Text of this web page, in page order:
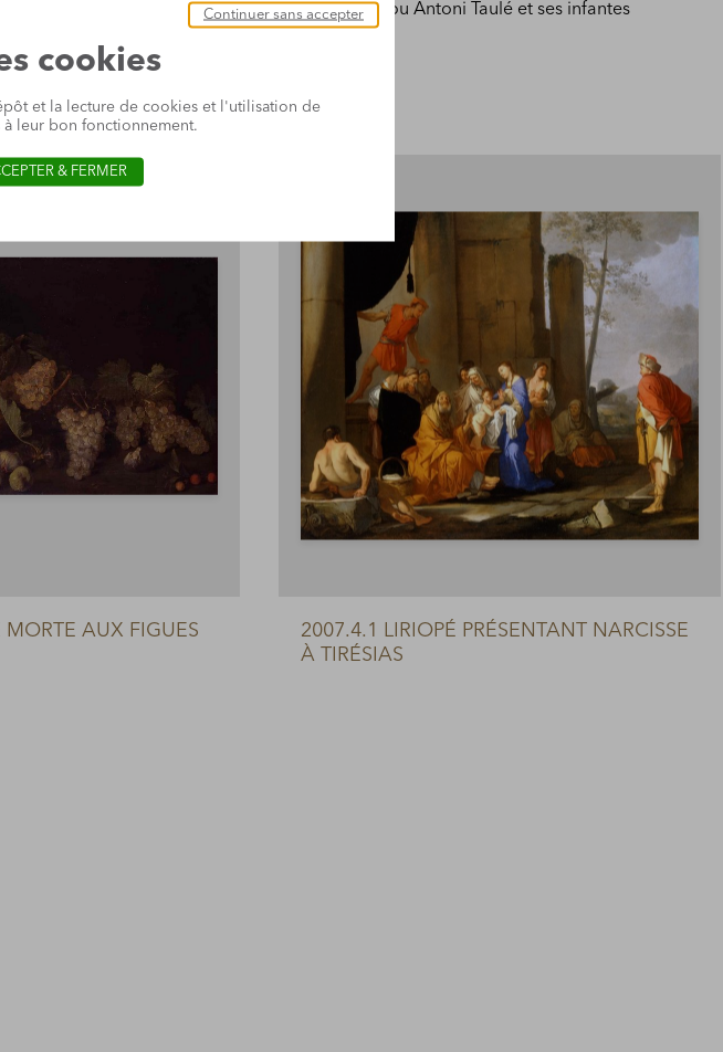
avec un pastiche de saint François du Greco, ou Antoni Taulé et ses infantes
années 70 et 80.
AUX FIGUES
2007.4.1 LIRIOPÉ PRÉSENTANT NARCISSE
À TIRÉSIAS
cookies
et la lecture de cookies et l'utilisation de
leur bon fonctionnement.
Continuer sans accepter
& FERMER